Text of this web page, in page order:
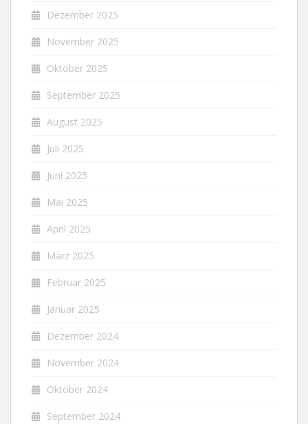
Dezember 2025
November 2025
Oktober 2025
September 2025
August 2025
Juli 2025
Juni 2025
Mai 2025
April 2025
März 2025
Februar 2025
Januar 2025
Dezember 2024
November 2024
Oktober 2024
September 2024